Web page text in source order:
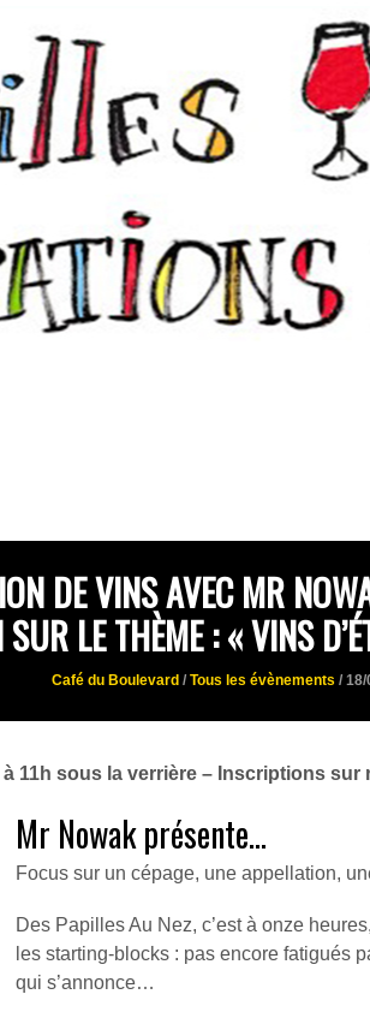
DE VINS AVEC MR
LE THÈME : « VINS
Café du Boulevard / Tous les évènements /
11h sous la verrière – Inscriptions sur
Mr Nowak présente…
Focus sur un cépage, une appellation,
Des Papilles Au Nez, c’est à onze
les starting-blocks : pas encore fatigués
qui s’annonce…